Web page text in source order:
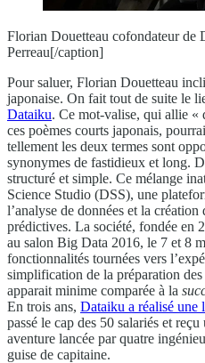
Florian Douetteau cofondateur de
Perreau[/caption]
Pour saluer, Florian Douetteau
japonaise. On fait tout de suite le
Dataiku. Ce mot-valise, qui allie «
ces poèmes courts japonais,
tellement les deux termes sont
synonymes de fastidieux et long.
structuré et simple. Ce mélange
Science Studio (DSS), une
l’analyse de données et la création
prédictives. La société, fondée en
au salon Big Data 2016, le 7 et 8
fonctionnalités tournées vers
simplification de la préparation
apparait minime comparée à la
En trois ans, Dataiku a réalisé une
passé le cap des 50 salariés et
aventure lancée par quatre
guise de capitaine.